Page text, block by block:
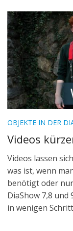
OBJEKTE IN DER
Videos
Videos lassen
was ist, wenn
benötigt oder
DiaShow 7,8 und
in wenigen